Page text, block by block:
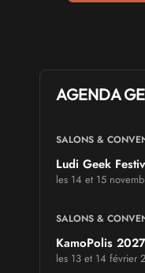
AGENDA
SALONS &
Ludi Geek
les 14 et 15
SALONS &
KamoPolis 2027
les 13 et 14 février